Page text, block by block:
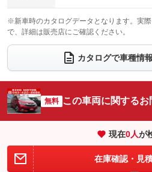
：装備なし
ウォークスルー
：装備なし
電動リアゲート
：装備なし
サイドカメラ
：装備なし
：装備なし
※新車時のカタログデータとなります。実
で、詳細は販売店にご確認ください。
カタログで車種情
無料 この車両に関する
現在0人が
在庫確認・見